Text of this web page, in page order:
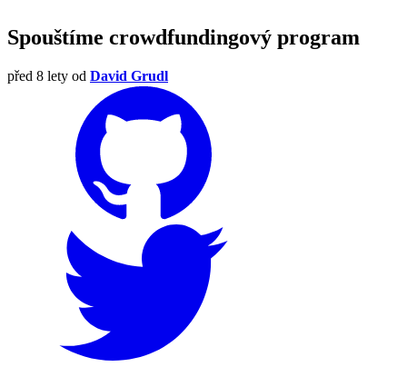
Spouštíme crowdfundingový program
před 8 lety od David Grudl